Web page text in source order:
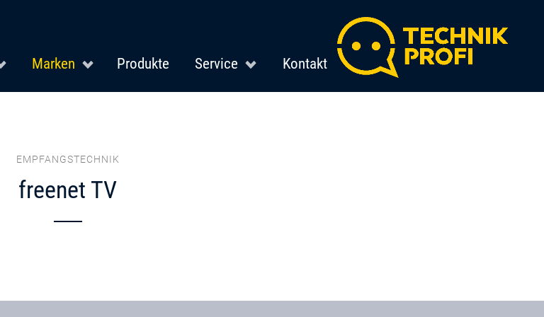
Marken Produkte Service Kontakt
EMPFANGSTECHNIK
freenet TV